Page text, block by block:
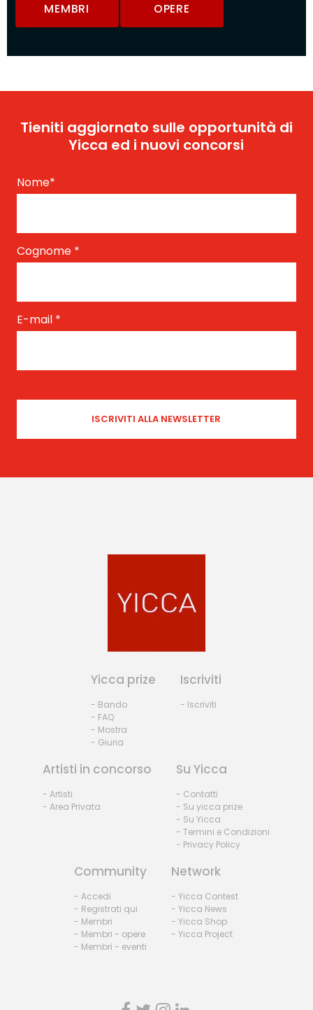
MEMBRI OPERE
Tieniti aggiornato sulle opportunità di
Yicca ed i nuovi concorsi
Nome*
Cognome *
E-mail *
Yicca prize
- Bando
- FAQ
- Mostra
- Giuria
Iscriviti
- Iscriviti
Artisti in concorso
- Artisti
- Area Privata
Su Yicca
- Contatti
- Su yicca prize
- Su Yicca
- Termini e Condizioni
- Privacy Policy
Community
- Accedi
- Registrati qui
- Membri
- Membri - opere
- Membri - eventi
Network
- Yicca Contest
- Yicca News
- Yicca Shop
- Yicca Project